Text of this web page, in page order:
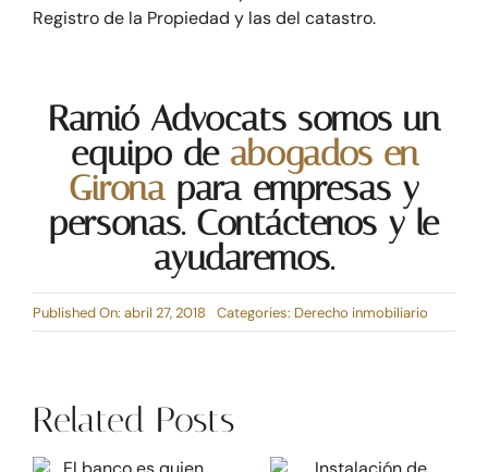
Registro de la Propiedad y las del catastro.
Ramió Advocats somos un
equipo de abogados en
Girona para empresas y
personas. Contáctenos y le
ayudaremos.
Published On: abril 27, 2018 Categories: Derecho inmobiliario
Related Posts